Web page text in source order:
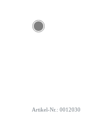
Artikel-Nr.: 0012030